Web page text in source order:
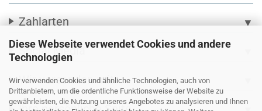
Diese Webseite verwendet Cookies und andere
Technologien
Wir verwenden Cookies und ähnliche Technologien, auch von
Drittanbietern, um die ordentliche Funktionsweise der Website zu
gewährleisten, die Nutzung unseres Angebotes zu analysieren und Ihnen
Zahlarten ▼
Social Media
Wir versenden mit